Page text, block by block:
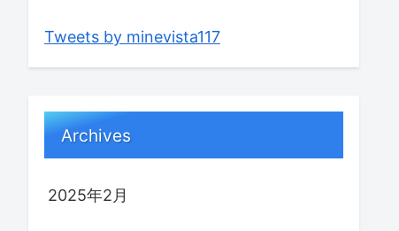
Tweets by minevista117
Archives
2025年2月